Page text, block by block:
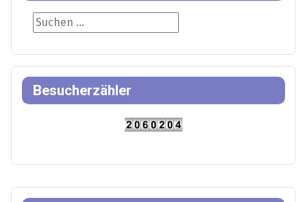
Suche
Besucherzähler